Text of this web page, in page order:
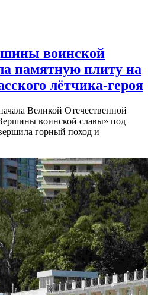
воинской
памятную плиту на
лётчика-героя
Великой Отечественной
воинской славы» под
горный поход и